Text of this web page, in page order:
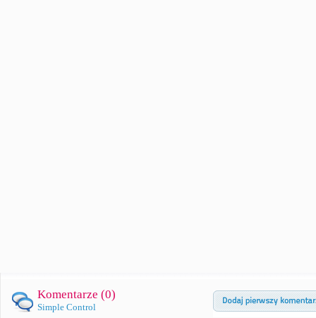
Komentarze (0)
Simple Control